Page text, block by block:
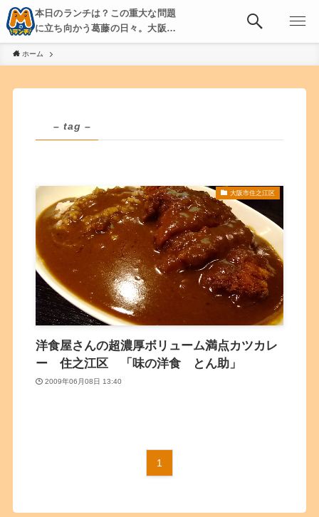
本日のランチは？この重大な問題
に立ち向かう葛藤の日々。大阪・
京都・神戸を中心とした食べ歩
き、飲み歩きを綴る。
ホーム
– tag –
大阪市住之江区
洋食屋さんの超濃厚ボリューム満点カツカレ
ー 住之江区 「味の洋食 とん助」
2009年06月08日 13:40
1